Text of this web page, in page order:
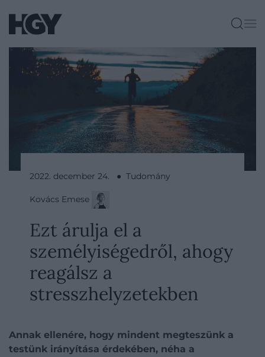
2022. december 24. ● Tudomány
Kovács Emese
​Ezt árulja el a
személyiségedről, ahogy
reagálsz a
stresszhelyzetekben
Annak ellenére, hogy mindent megteszünk a
testünk irányítása érdekében, néha a